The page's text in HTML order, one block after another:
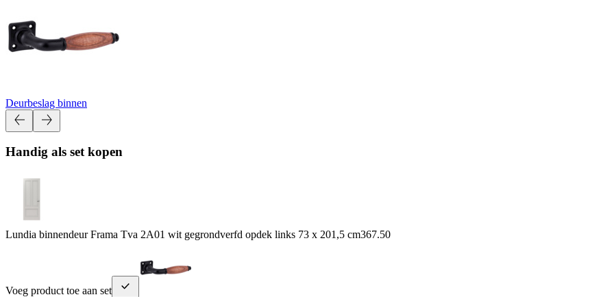
Deurbeslag binnen
Handig als set kopen
Lundia binnendeur Frama Tva 2A01 wit gegrondverfd opdek links 73 x 201,5 cm367.50
Voeg product toe aan set